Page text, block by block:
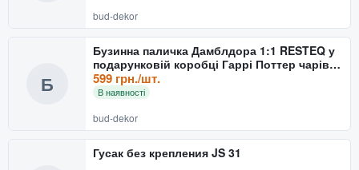
bud-dekor
Б
Бузинна паличка Дамблдора 1:1 RESTEQ у
подарунковій коробці Гаррі Поттер чарівна
колекційна
599 грн./шт.
В наявності
bud-dekor
Гусак без крепления JS 31